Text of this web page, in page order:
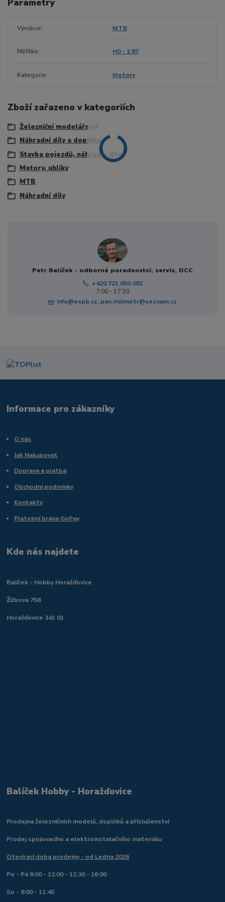
Výrobce MTB
Měřítko H0 - 1:87
Kategorie Motory
Zboží zařazeno v kategoriích
Železniční modelářství
Náhradní díly a doplňky
Stavba pojezdů, náhradní díly
Motory, uhlíky
MTB
Náhradní díly
Petr Balíček - odborné poradenství, servis, DCC
+420 721 050 382
7:00 - 17:30
info@espb.cz, pan.milimetr@seznam.cz
Informace pro zákazníky
O nás
Jak Nakupovat
Doprava a platba
Obchodní podmínky
Kontakty
Platební brána GoPay
Kde nás najdete
Balíček - Hobby Horažďovice
Žižkova 758
Horažďovice 341 01
Balíček Hobby - Horažďovice
Prodejna železničních modelů, doplňků a příslušenství
Prodej spojovacího a elektroinstalačního materiálu
Otevírací doba prodejny - od Ledna 2026
Po - Pá 8:00 - 12:00 - 12:30 - 16:00
So - 8:00 - 11:45